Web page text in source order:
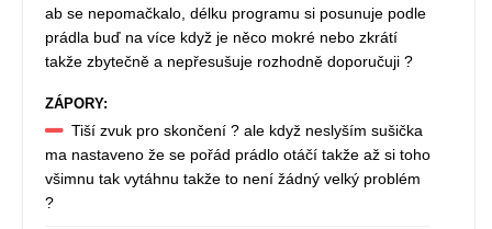
ab se nepomačkalo, délku programu si posunuje podle
prádla buď na více když je něco mokré nebo zkrátí
takže zbytečně a nepřesušuje rozhodně doporučuji ?
ZÁPORY:
Tiší zvuk pro skončení ? ale když neslyším sušička
ma nastaveno že se pořád prádlo otáčí takže až si toho
všimnu tak vytáhnu takže to není žádný velký problém
?